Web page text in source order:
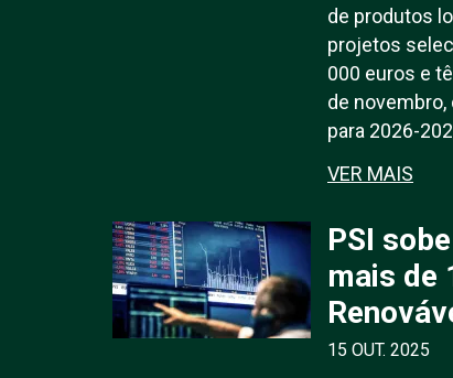
de produtos
projetos
000 euros e
de
para 2026-
VER MAIS
PSI
mais de
15 OUT. 2025